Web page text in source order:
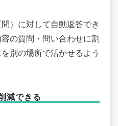
）に対して自動返答でき
の質問・問い合わせに割
別の場所で活かせるよう
減できる